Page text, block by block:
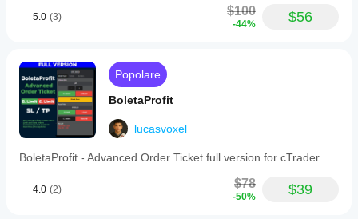
5.0 (3) $100
-44% $56
Popolare
BoletaProfit
lucasvoxel
BoletaProfit - Advanced Order Ticket full version for cTrader
4.0 (2) $78
-50% $39